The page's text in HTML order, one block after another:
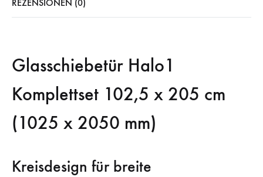
REZENSIONEN (0)
Glasschiebetür Halo1
Komplettset 102,5 x 205 cm
(1025 x 2050 mm)
Kreisdesign für breite